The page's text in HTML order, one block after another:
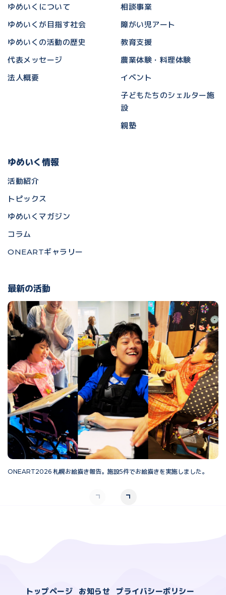
ゆめいくについて
ゆめいくが目指す社会
ゆめいくの活動の歴史
代表メッセージ
法人概要
相談事業
障がい児アート
教育支援
農業体験・料理体験
イベント
子どもたちのシェルター施
設
親塾
ゆめいく情報
活動紹介
トピックス
ゆめいくマガジン
コラム
ONEARTギャラリー
最新の活動
ONEART2026 札幌お絵描き報告。施設5件でお絵描きを実施しました。
トップページ お知らせ プライバシーポリシー